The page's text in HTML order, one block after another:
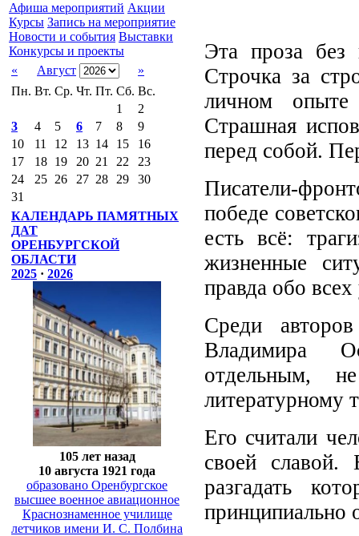
Афиша мероприятий Акции
Курсы Запись на мероприятие
Новости и события Выставки
Конкурсы и проекты
«
Август
»
Пн. Вт. Ср. Чт. Пт. Сб. Вс.
1
2
3
4 5 6 7 8
9
10
11 12 13 14 15
16
17
18 19 20 21 22
23
24
25 26 27 28 29
30
31
КАЛЕНДАРЬ ПАМЯТНЫХ
ДАТ
ОРЕНБУРГСКОЙ
ОБЛАСТИ
2025 · 2026
105 лет назад
10 августа 1921 года
образовано Оренбургское
высшее военное авиационное
Краснознаменное училище
летчиков имени И. С. Полбина
Эта проза без
Строчка за
личном опыте
Страшная
перед собой.
Писатели-
победе
есть всё:
жизненные
правда обо
Среди
Владимира
отдельным,
литературному
Его считали
своей славой.
разгадать
принципиально